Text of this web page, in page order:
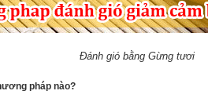
Đánh gió bằng Gừng tươi
pháp nào?